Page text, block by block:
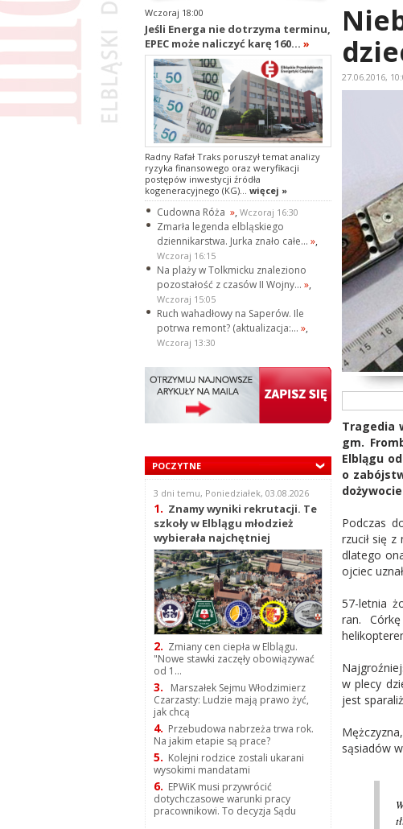
Wczoraj 18:00
Jeśli Energa nie dotrzyma terminu,
EPEC może naliczyć karę 160... »
Radny Rafał Traks poruszył temat analizy
ryzyka finansowego oraz weryfikacji
postępów inwestycji źródła
kogeneracyjnego (KG)... więcej »
Cudowna Róża », Wczoraj 16:30
Zmarła legenda elbląskiego
dziennikarstwa. Jurka znało całe... »,
Wczoraj 16:15
Na plaży w Tolkmicku znaleziono
pozostałość z czasów II Wojny... »,
Wczoraj 15:05
Ruch wahadłowy na Saperów. Ile
potrwa remont? (aktualizacja:... »,
Wczoraj 13:30
POCZYTNE
3 dni temu, Poniedziałek, 03.08.2026
1. Znamy wyniki rekrutacji. Te
szkoły w Elblągu młodzież
wybierała najchętniej
2. Zmiany cen ciepła w Elblągu.
"Nowe stawki zaczęły obowiązywać
od 1...
3.
Marszałek Sejmu Włodzimierz
Czarzasty: Ludzie mają prawo żyć,
jak chcą
4. Przebudowa nabrzeża trwa rok.
Na jakim etapie są prace?
5. Kolejni rodzice zostali ukarani
wysokimi mandatami
6. EPWiK musi przywrócić
dotychczasowe warunki pracy
pracownikowi. To decyzja Sądu
27.06.2016,
Tragedia
gm.
Elblągu
o
Podczas
rzucił się
dlatego
ojciec
57-letnia
ran.
w plecy
jest
sąsiadów